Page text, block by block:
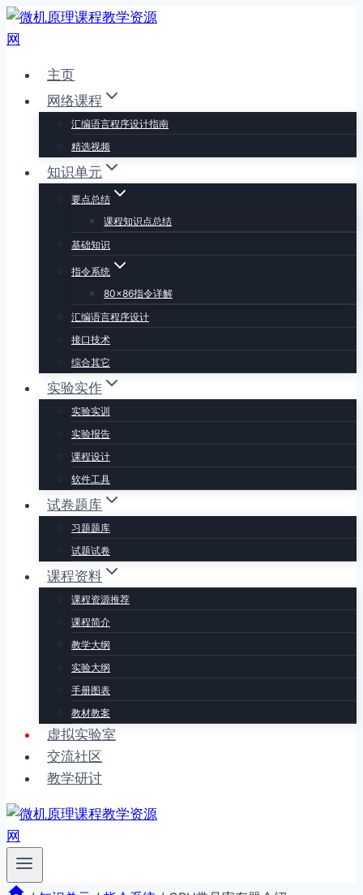
跳
到
主页
网络课程
汇编语言程序设计指南
精选视频
知识单元
要点总结
课程知识点总结
基础知识
指令系统
80×86指令详解
汇编语言程序设计
接口技术
综合其它
实验实作
实验实训
实验报告
课程设计
软件工具
试卷题库
习题题库
试题试卷
课程资料
课程资源推荐
课程简介
教学大纲
实验大纲
手册图表
教材教案
虚拟实验室
交流社区
教学研讨